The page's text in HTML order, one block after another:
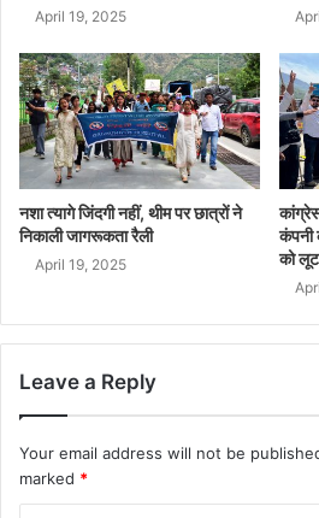
April 19, 2025
नशा त्यागे जिंदगी नहीं, थीम पर छात्रों ने
निकाली जागरूकता रैली
April 19, 2025
कंपनी
को
Leave a Reply
Your email address will not be
marked *